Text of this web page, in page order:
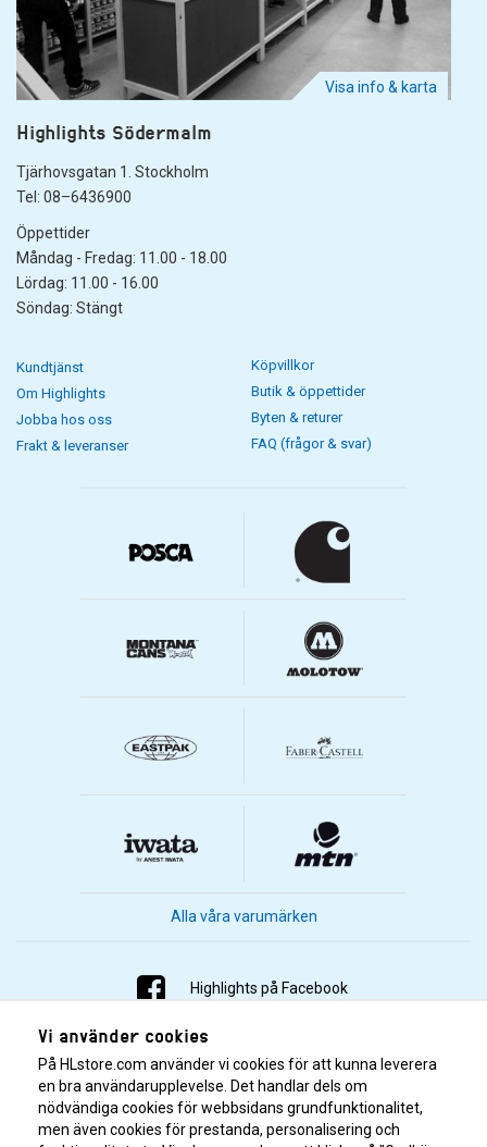
Visa info & karta
Highlights Södermalm
Tjärhovsgatan 1. Stockholm
Tel: 08–6436900
Öppettider
Måndag - Fredag: 11.00 - 18.00
Lördag: 11.00 - 16.00
Söndag: Stängt
Kundtjänst
Om Highlights
Jobba hos oss
Frakt & leveranser
Köpvillkor
Butik & öppettider
Byten & returer
FAQ (frågor & svar)
Alla våra varumärken
Highlights på Facebook
Highlights på Instagram
Highlights på Youtube
Highlights på Tiktok
Vi använder cookies
På HLstore.com använder vi cookies för att kunna leverera
en bra användarupplevelse. Det handlar dels om
nödvändiga cookies för webbsidans grundfunktionalitet,
men även cookies för prestanda, personalisering och